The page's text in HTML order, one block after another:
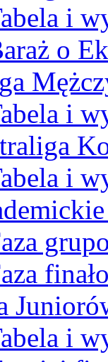
i
o
i
i
i